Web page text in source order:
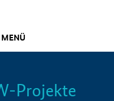
MENÜ
Info
Projekte